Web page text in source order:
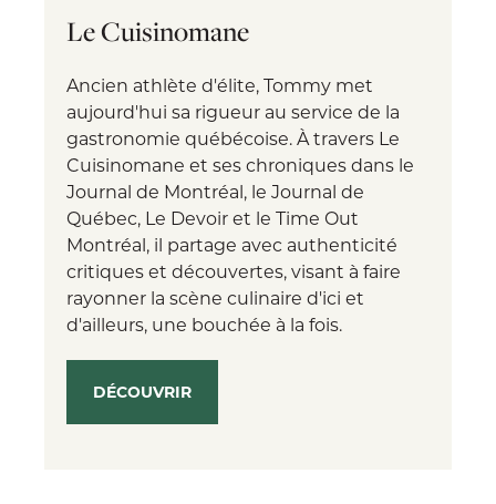
Le Cuisinomane
Ancien athlète d'élite, Tommy met
aujourd'hui sa rigueur au service de la
gastronomie québécoise. À travers Le
Cuisinomane et ses chroniques dans le
Journal de Montréal, le Journal de
Québec, Le Devoir et le Time Out
Montréal, il partage avec authenticité
critiques et découvertes, visant à faire
rayonner la scène culinaire d'ici et
d'ailleurs, une bouchée à la fois.
DÉCOUVRIR